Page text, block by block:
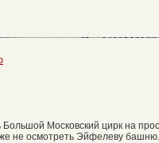
Московский цирк на
не осмотреть Эйфелеву